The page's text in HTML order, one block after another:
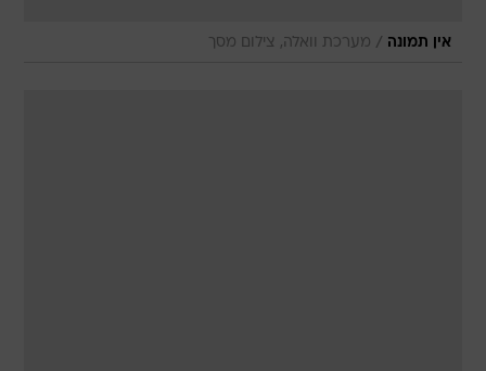
אין תמונה / מערכת וואלה, צילום מסך